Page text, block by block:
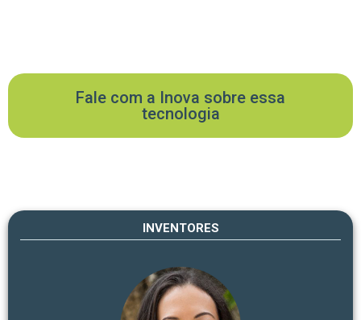
Fale com a Inova sobre essa
tecnologia
INVENTORES